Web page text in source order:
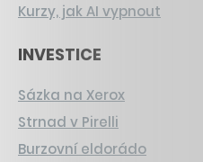
Kurzy, jak AI vypnout
INVESTICE
Sázka na Xerox
Strnad v Pirelli
Burzovní eldorádo